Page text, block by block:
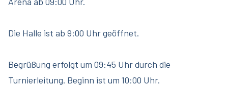
Die Halle ist ab 9:00 Uhr geöffnet.
Begrüßung erfolgt um 09:45 Uhr durch die
Turnierleitung. Beginn ist um 10:00 Uhr.